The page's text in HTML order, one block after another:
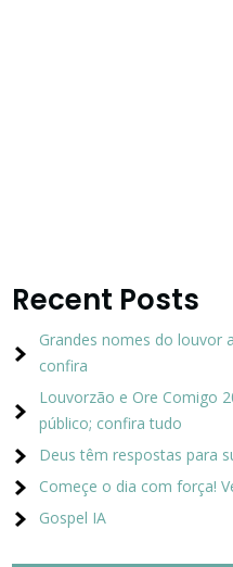
Recent Posts
Grandes nomes do louvor
confira
Louvorzão e Ore Comigo
público; confira tudo
Deus têm respostas para
Começe o dia com força!
Gospel IA